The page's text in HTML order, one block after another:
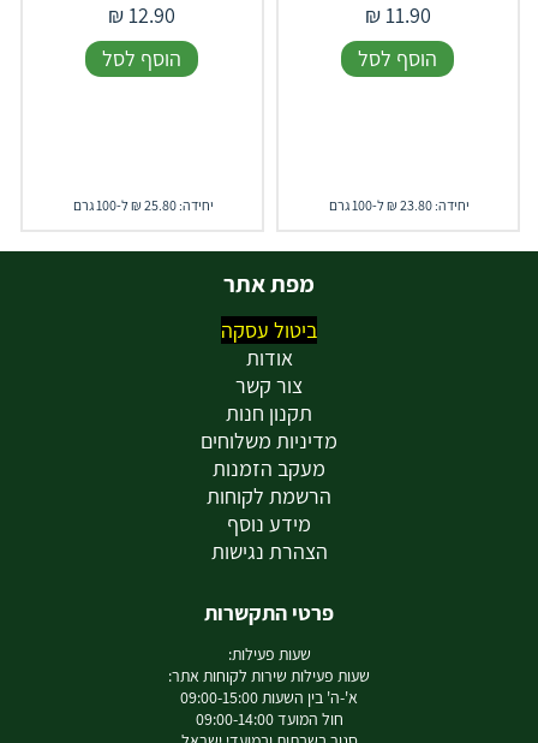
11.90
₪
הוסף לסל
יחידה: 23.80 ₪ ל-100 גרם
12.90
₪
הוסף לסל
יחידה: 25.80 ₪ ל-100 גרם
מפת אתר
ביטול עסקה
אודות
צור קשר
תקנון חנות
מדיניות משלוחים
מעקב הזמנות
הרשמת לקוחות
מידע נוסף
הצהרת נגישות
פרטי התקשרות
שעות פעילות:
שעות פעילות שירות לקוחות אתר:
א'-ה' בין השעות 09:00-15:00
חול המועד 09:00-14:00